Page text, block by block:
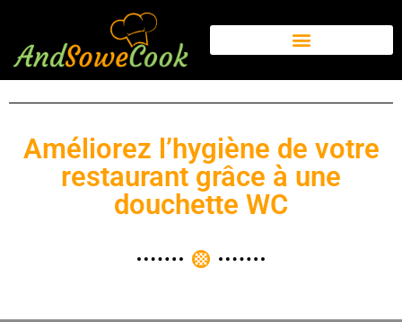
Améliorez l’hygiène de votre
restaurant grâce à une
douchette WC